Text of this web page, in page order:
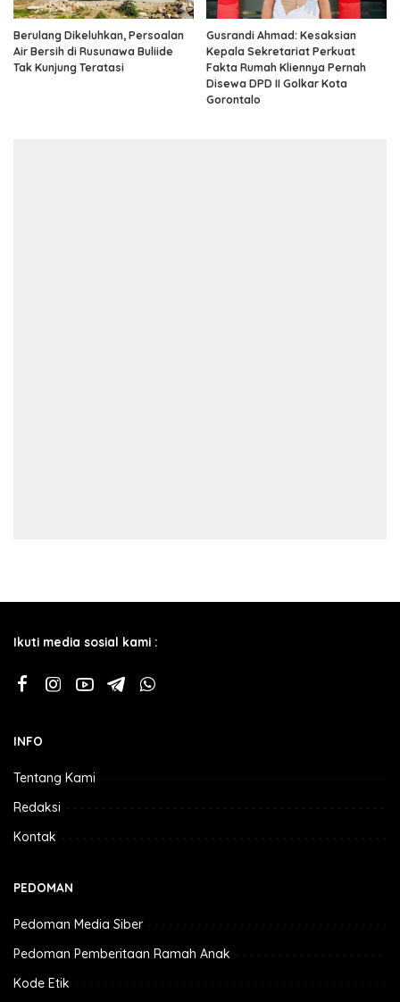
Berulang Dikeluhkan, Persoalan
Air Bersih di Rusunawa Buliide
Tak Kunjung Teratasi
Gusrandi Ahmad: Kesaksian
Kepala Sekretariat Perkuat
Fakta Rumah Kliennya Pernah
Disewa DPD II Golkar Kota
Gorontalo
Ikuti media sosial kami :
INFO
Tentang Kami
Redaksi
Kontak
PEDOMAN
Pedoman Media Siber
Pedoman Pemberitaan Ramah Anak
Kode Etik